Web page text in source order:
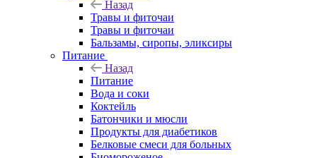
Назад
Травы и фиточаи
Травы и фиточаи
Бальзамы, сиропы, эликсиры
Питание
Назад
Питание
Вода и соки
Коктейль
Батончики и мюсли
Продукты для диабетиков
Белковые смеси для больных